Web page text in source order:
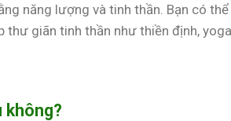
năng lượng và tinh thần. Bạn có thể
giãn tinh thần như thiền định, yoga.
không?